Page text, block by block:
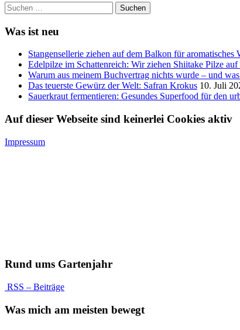
Suchen
nach:
Was ist neu
Stangensellerie ziehen auf dem Balkon für aromatisches
Edelpilze im Schattenreich: Wir ziehen Shiitake Pilze
Warum aus meinem Buchvertrag nichts wurde – und
Das teuerste Gewürz der Welt: Safran Krokus 10. Juli
Sauerkraut fermentieren: Gesundes Superfood für den
Auf dieser Webseite sind keinerlei Cookies aktiv
Impressum
Rund ums Gartenjahr
RSS – Beiträge
Was mich am meisten bewegt